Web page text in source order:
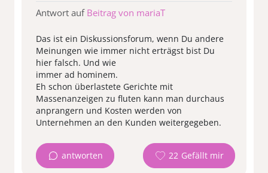
Antwort auf Beitrag von mariaT
Das ist ein Diskussionsforum, wenn Du andere
Meinungen wie immer nicht erträgst bist Du
hier falsch. Und wie
immer ad hominem.
Eh schon überlastete Gerichte mit
Massenanzeigen zu fluten kann man durchaus
anprangern und Kosten werden von
Unternehmen an den Kunden weitergegeben.
antworten 22